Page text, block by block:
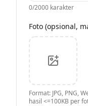
0/2000 karakter
Foto (opsional,
Format: JPG, PNG,
hasil <=100KB per